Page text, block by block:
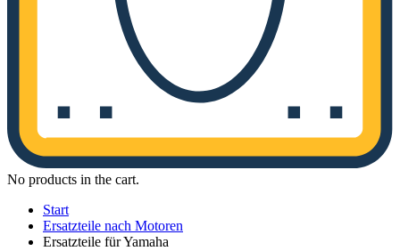
No products in the cart.
Start
Ersatzteile nach Motoren
Ersatzteile für Yamaha